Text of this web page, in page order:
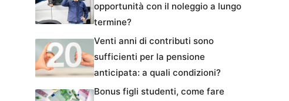
opportunità con il noleggio a lungo
termine?
Venti anni di contributi sono
sufficienti per la pensione
anticipata: a quali condizioni?
Bonus figli studenti, come fare